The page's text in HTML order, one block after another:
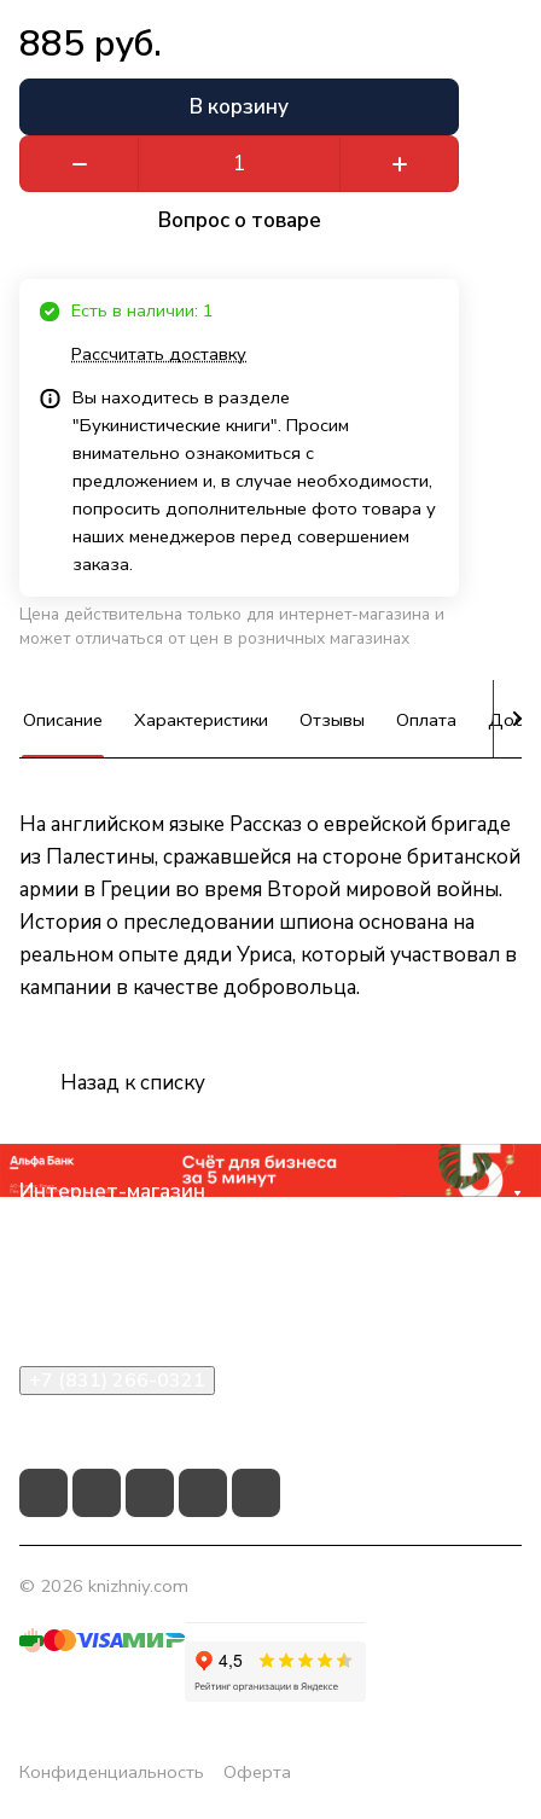
885 руб.
В корзину
Вопрос о товаре
Есть в наличии: 1
Рассчитать доставку
Вы находитесь в разделе
"Букинистические книги". Просим
внимательно ознакомиться с
предложением и, в случае необходимости,
попросить дополнительные фото товара у
наших менеджеров перед совершением
заказа.
Цена действительна только для интернет-магазина и
может отличаться от цен в розничных магазинах
Описание Характеристики Отзывы Оплата
На английском языке Рассказ о еврейской бригаде
из Палестины, сражавшейся на стороне британской
армии в Греции во время Второй мировой войны.
История о преследовании шпиона основана на
реальном опыте дяди Уриса, который участвовал в
кампании в качестве добровольца.
Назад к списку
Интернет-магазин
© 2026 knizhniy.com
Конфиденциальность Оферта